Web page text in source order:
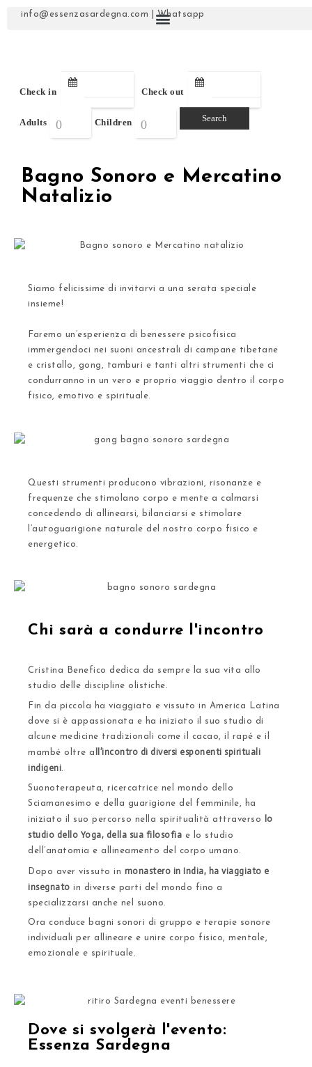
info@essenzasardegna.com |Whatsapp
Check in Check out
Adults Children
Bagno Sonoro e Mercatino
Natalizio
Siamo felicissime di invitarvi a una serata speciale
insieme!
Faremo un’esperienza di benessere psicofisica
immergendoci nei suoni ancestrali di campane tibetane
e cristallo, gong, tamburi e tanti altri strumenti che ci
condurranno in un vero e proprio viaggio dentro il corpo
fisico, emotivo e spirituale.
Questi strumenti producono vibrazioni, risonanze e
frequenze che stimolano corpo e mente a calmarsi
concedendo di allinearsi, bilanciarsi e stimolare
l’autoguarigione naturale del nostro corpo fisico e
energetico.
Chi sarà a condurre l'incontro
Cristina Benefico dedica da sempre la sua vita allo
studio delle discipline olistiche.
Fin da piccola ha viaggiato e vissuto in America Latina
dove si è appassionata e ha iniziato il suo studio di
alcune medicine tradizionali come il cacao, il rapé e il
mambé oltre a ll’incontro di diversi esponenti spirituali
indigeni.
Suonoterapeuta, ricercatrice nel mondo dello
Sciamanesimo e della guarigione del femminile, ha
iniziato il suo percorso nella spiritualità attraverso
lo
studio dello Yoga, della sua filosofia e lo studio
dell’anatomia e allineamento del corpo umano.
Dopo aver vissuto in monastero in India, ha viaggiato e
insegnato in diverse parti del mondo fino a
specializzarsi anche nel suono.
Ora conduce bagni sonori di gruppo e terapie sonore
individuali per allineare e unire corpo fisico, mentale,
emozionale e spirituale.
Dove si svolgerà l'evento:
Essenza Sardegna